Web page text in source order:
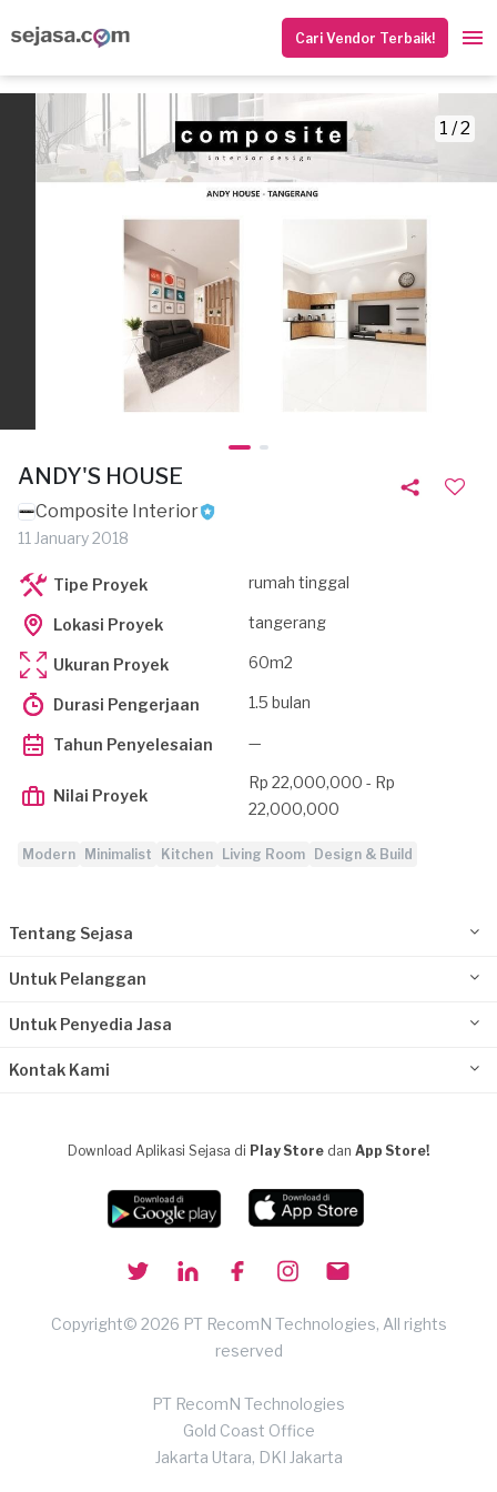
Cari Vendor Terbaik!
1 / 2
ANDY'S HOUSE
Composite Interior
11 January 2018
Tipe Proyek rumah tinggal
Lokasi Proyek tangerang
Ukuran Proyek 60m2
Durasi Pengerjaan 1.5 bulan
Tahun Penyelesaian —
Nilai Proyek
Rp 22,000,000 - Rp
22,000,000
Modern Minimalist Kitchen Living Room Design & Build
Tentang Sejasa
Untuk Pelanggan
Untuk Penyedia Jasa
Kontak Kami
Download Aplikasi Sejasa di Play Store dan App Store!
Copyright© 2026 PT RecomN Technologies, All rights
reserved
PT RecomN Technologies
Gold Coast Office
Jakarta Utara, DKI Jakarta